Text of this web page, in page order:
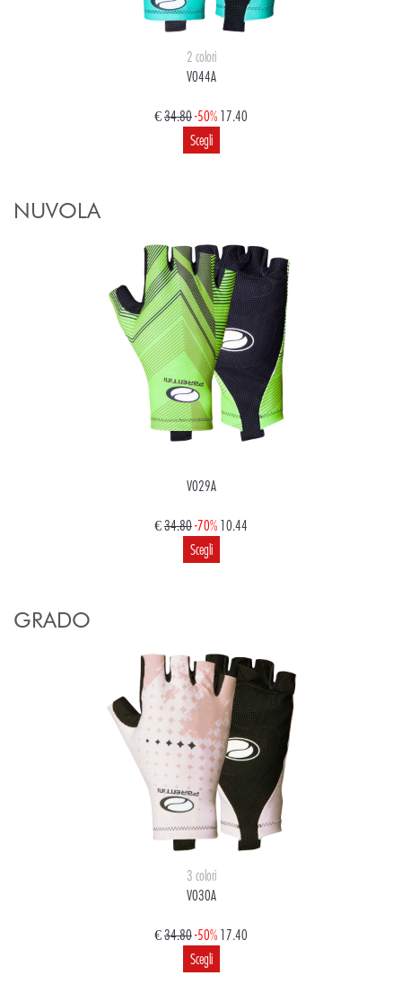
2 colori
V044A
€34.80-50% 17.40
Scegli
NUVOLA
V029A
€34.80-70% 10.44
Scegli
GRADO
3 colori
V030A
€34.80-50% 17.40
Scegli